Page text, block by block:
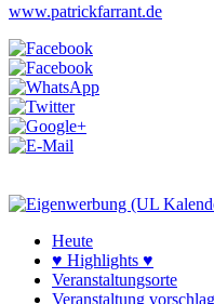
www.patrickfarrant.de
Heute
♥ Highlights ♥
Veranstaltungsorte
Veranstaltung